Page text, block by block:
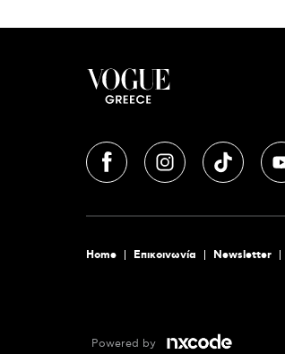
Home Επικοινωνία Newsletter
Powered by